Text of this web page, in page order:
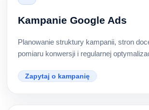
Kampanie Google Ads
Planowanie struktury kampanii, stron
pomiaru konwersji i regularnej
Zapytaj o kampanię